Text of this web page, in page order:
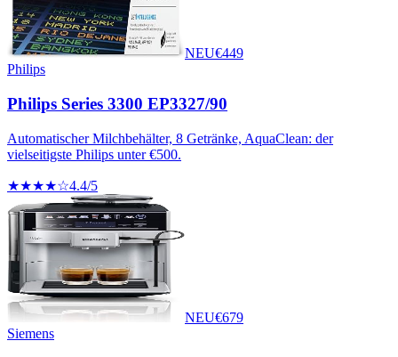
NEU€449
Philips
Philips Series 3300 EP3327/90
Automatischer Milchbehälter, 8 Getränke, AquaClean: der
vielseitigste Philips unter €500.
★★★★☆4.4/5
NEU€679
Siemens